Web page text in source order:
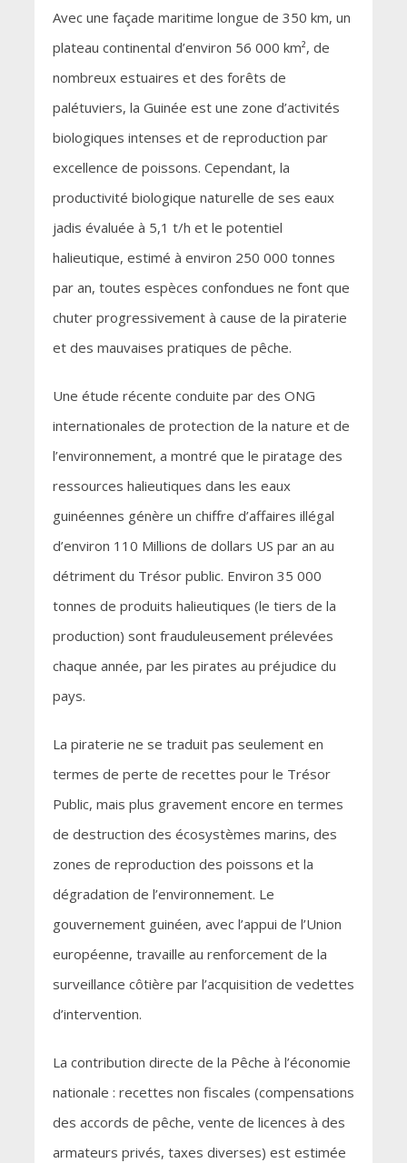
Avec une façade maritime longue de 350 km, un
plateau continental d’environ 56 000 km², de
nombreux estuaires et des forêts de
palétuviers, la Guinée est une zone d’activités
biologiques intenses et de reproduction par
excellence de poissons. Cependant, la
productivité biologique naturelle de ses eaux
jadis évaluée à 5,1 t/h et le potentiel
halieutique, estimé à environ 250 000 tonnes
par an, toutes espèces confondues ne font que
chuter progressivement à cause de la piraterie
et des mauvaises pratiques de pêche.
Une étude récente conduite par des ONG
internationales de protection de la nature et de
l’environnement, a montré que le piratage des
ressources halieutiques dans les eaux
guinéennes génère un chiffre d’affaires illégal
d’environ 110 Millions de dollars US par an au
détriment du Trésor public. Environ 35 000
tonnes de produits halieutiques (le tiers de la
production) sont frauduleusement prélevées
chaque année, par les pirates au préjudice du
pays.
La piraterie ne se traduit pas seulement en
termes de perte de recettes pour le Trésor
Public, mais plus gravement encore en termes
de destruction des écosystèmes marins, des
zones de reproduction des poissons et la
dégradation de l’environnement. Le
gouvernement guinéen, avec l’appui de l’Union
européenne, travaille au renforcement de la
surveillance côtière par l’acquisition de vedettes
d’intervention.
La contribution directe de la Pêche à l’économie
nationale : recettes non fiscales (compensations
des accords de pêche, vente de licences à des
armateurs privés, taxes diverses) est estimée